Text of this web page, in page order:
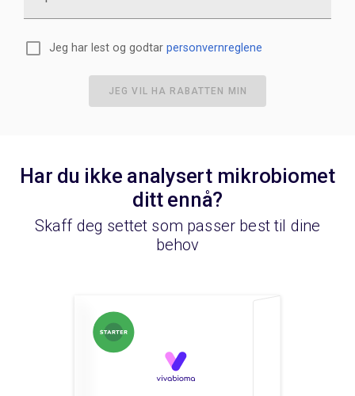
Jeg har lest og godtar personvernreglene
JEG VIL HA RABATTEN MIN
Har du ikke analysert mikrobiomet
ditt ennå?
Skaff deg settet som passer best til dine
behov